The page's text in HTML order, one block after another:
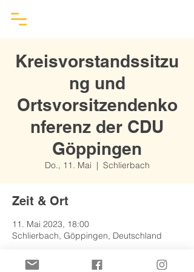
Kreisvorstandssitzu
ng und
Ortsvorsitzendenko
nferenz der CDU
Göppingen
Do., 11. Mai
  |
Schlierbach
Zeit & Ort
11. Mai 2023, 18:00
Schlierbach, Göppingen, Deutschland